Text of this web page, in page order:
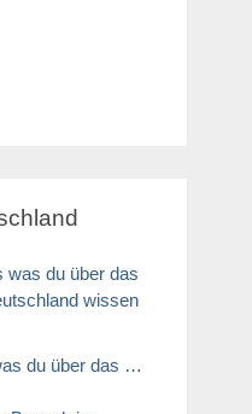
du über das …